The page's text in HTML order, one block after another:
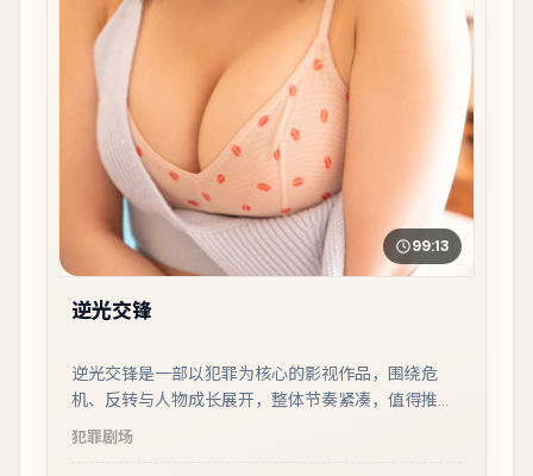
99:13
逆光交锋
逆光交锋是一部以犯罪为核心的影视作品，围绕危
机、反转与人物成长展开，整体节奏紧凑，值得推荐
观看。
犯罪剧场